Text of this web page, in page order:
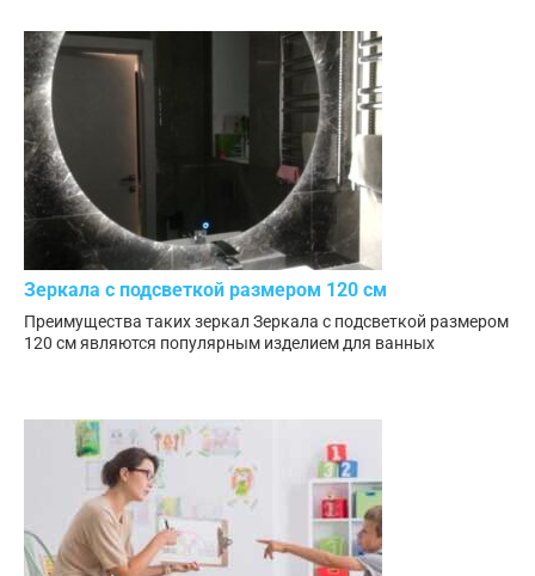
Зеркала с подсветкой размером 120 см
Преимущества таких зеркал Зеркала с подсветкой размером
120 см являются популярным изделием для ванных